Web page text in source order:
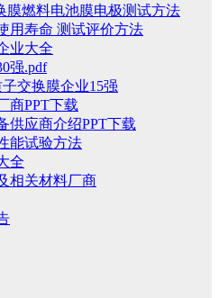
膜燃料电池膜电极测试方法
用寿命 测试评价方法
业大全
强.pdf
交换膜企业15强
商PPT下载
供应商介绍PPT下载
能试验方法
全
相关材料厂商